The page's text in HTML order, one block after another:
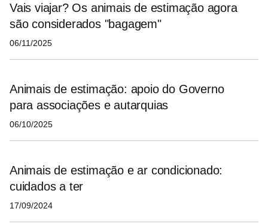
Vais viajar? Os animais de estimação agora
são considerados "bagagem"
06/11/2025
Animais de estimação: apoio do Governo
para associações e autarquias
06/10/2025
Animais de estimação e ar condicionado:
cuidados a ter
17/09/2024